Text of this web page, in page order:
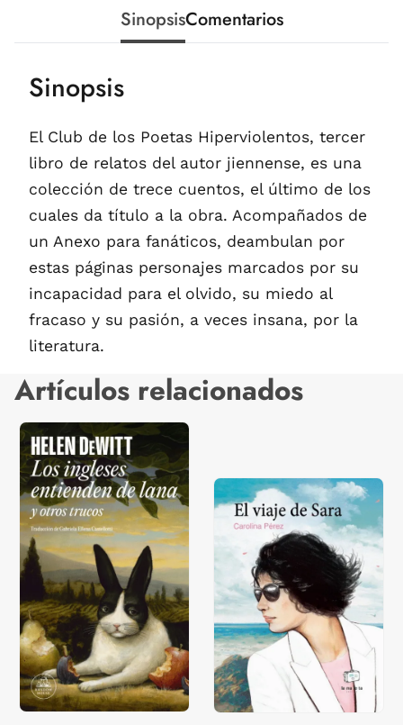
SinopsisComentarios
Sinopsis
El Club de los Poetas Hiperviolentos, tercer
libro de relatos del autor jiennense, es una
colección de trece cuentos, el último de los
cuales da título a la obra. Acompañados de
un Anexo para fanáticos, deambulan por
estas páginas personajes marcados por su
incapacidad para el olvido, su miedo al
fracaso y su pasión, a veces insana, por la
literatura.
Artículos relacionados